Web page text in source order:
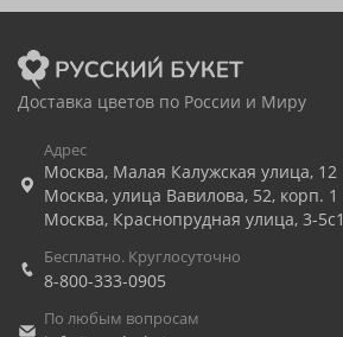
Доставка цветов по России и Миру
Адрес
Москва, Малая Калужская улица, 12
Москва, улица Вавилова, 52, корп. 1
Москва, Краснопрудная улица, 3-5с1
Бесплатно. Круглосуточно
8-800-333-0905
По любым вопросам